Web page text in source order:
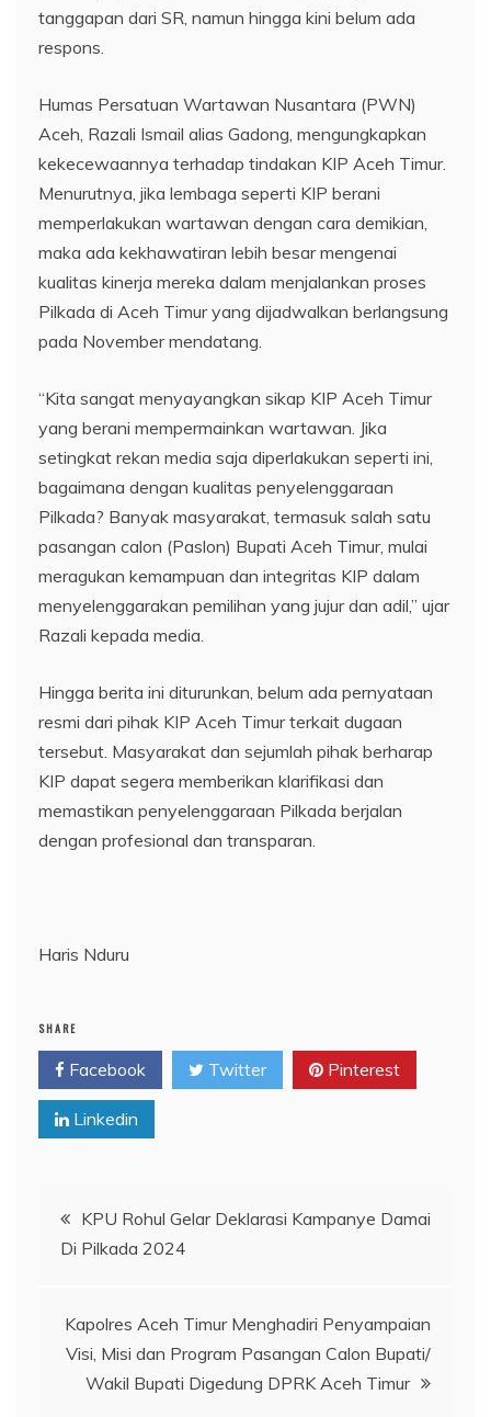
tanggapan dari SR, namun hingga kini belum ada
respons.
Humas Persatuan Wartawan Nusantara (PWN)
Aceh, Razali Ismail alias Gadong, mengungkapkan
kekecewaannya terhadap tindakan KIP Aceh Timur.
Menurutnya, jika lembaga seperti KIP berani
memperlakukan wartawan dengan cara demikian,
maka ada kekhawatiran lebih besar mengenai
kualitas kinerja mereka dalam menjalankan proses
Pilkada di Aceh Timur yang dijadwalkan berlangsung
pada November mendatang.
“Kita sangat menyayangkan sikap KIP Aceh Timur
yang berani mempermainkan wartawan. Jika
setingkat rekan media saja diperlakukan seperti ini,
bagaimana dengan kualitas penyelenggaraan
Pilkada? Banyak masyarakat, termasuk salah satu
pasangan calon (Paslon) Bupati Aceh Timur, mulai
meragukan kemampuan dan integritas KIP dalam
menyelenggarakan pemilihan yang jujur dan adil,” ujar
Razali kepada media.
Hingga berita ini diturunkan, belum ada pernyataan
resmi dari pihak KIP Aceh Timur terkait dugaan
tersebut. Masyarakat dan sejumlah pihak berharap
KIP dapat segera memberikan klarifikasi dan
memastikan penyelenggaraan Pilkada berjalan
dengan profesional dan transparan.
Haris Nduru
SHARE
Facebook Twitter Pinterest
Linkedin
Navigasi
pos
KPU Rohul Gelar Deklarasi Kampanye Damai
Di Pilkada 2024
Kapolres Aceh Timur Menghadiri Penyampaian
Visi, Misi dan Program Pasangan Calon Bupati/
Wakil Bupati Digedung DPRK Aceh Timur